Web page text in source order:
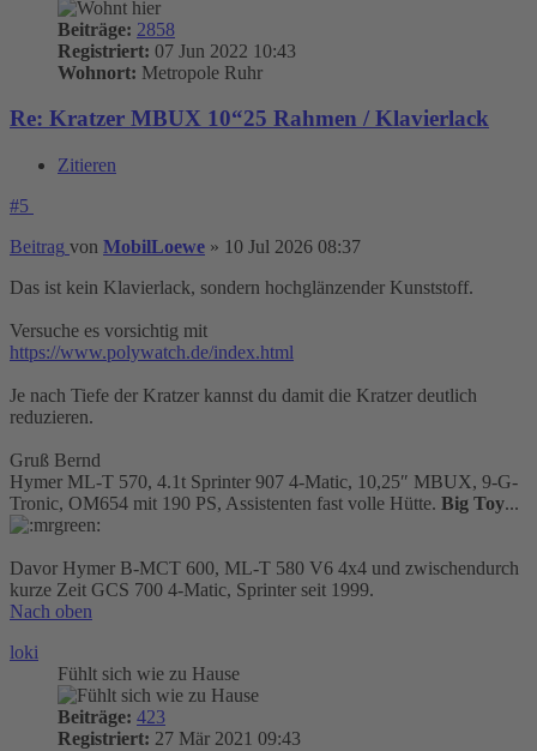
Beiträge: 2858
Registriert: 07 Jun 2022 10:43
Wohnort: Metropole Ruhr
Re: Kratzer MBUX 10“25 Rahmen / Klavierlack
Zitieren
#5
Beitrag von MobilLoewe » 10 Jul 2026 08:37
Das ist kein Klavierlack, sondern hochglänzender Kunststoff.
Versuche es vorsichtig mit
https://www.polywatch.de/index.html
Je nach Tiefe der Kratzer kannst du damit die Kratzer deutlich
reduzieren.
Gruß Bernd
Hymer ML-T 570, 4.1t Sprinter 907 4-Matic, 10,25″ MBUX, 9-G-
Tronic, OM654 mit 190 PS, Assistenten fast volle Hütte. Big Toy...
Davor Hymer B-MCT 600, ML-T 580 V6 4x4 und zwischendurch
kurze Zeit GCS 700 4-Matic, Sprinter seit 1999.
Nach oben
loki
Fühlt sich wie zu Hause
Beiträge: 423
Registriert: 27 Mär 2021 09:43